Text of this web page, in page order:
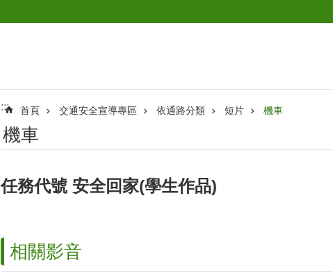
::: 首頁 交通安全宣導專區 依通路分類 短片 機車
機車
任務代號 安全回家(學生作品)
相關影音